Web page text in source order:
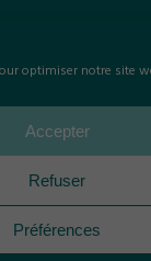
optimiser notre site
Accepter
Refuser
Préférences
Tout droits réservés.
de cookies (UE)